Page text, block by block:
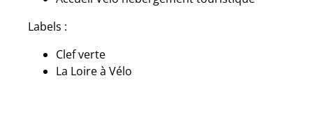
Labels :
Clef verte
La Loire à Vélo